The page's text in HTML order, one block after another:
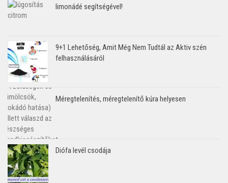
limonádé segítségével!
9+1 Lehetőség, Amit Még Nem Tudtál az Aktiv szén
felhasználásáról
Méregtelenítés, méregtelenítő kúra helyesen
Diófa levél csodája